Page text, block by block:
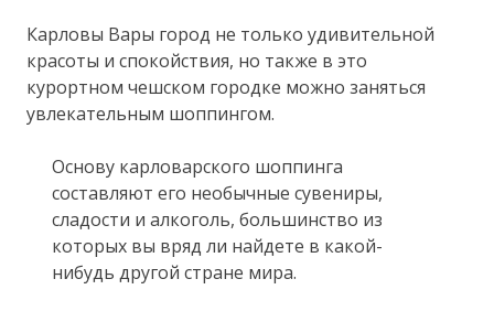
Карловы Вары город не только удивительной
красоты и спокойствия, но также в это
курортном чешском городке можно заняться
увлекательным шоппингом.
Основу карловарского шоппинга
составляют его необычные сувениры,
сладости и алкоголь, большинство из
которых вы вряд ли найдете в какой-
нибудь другой стране мира.